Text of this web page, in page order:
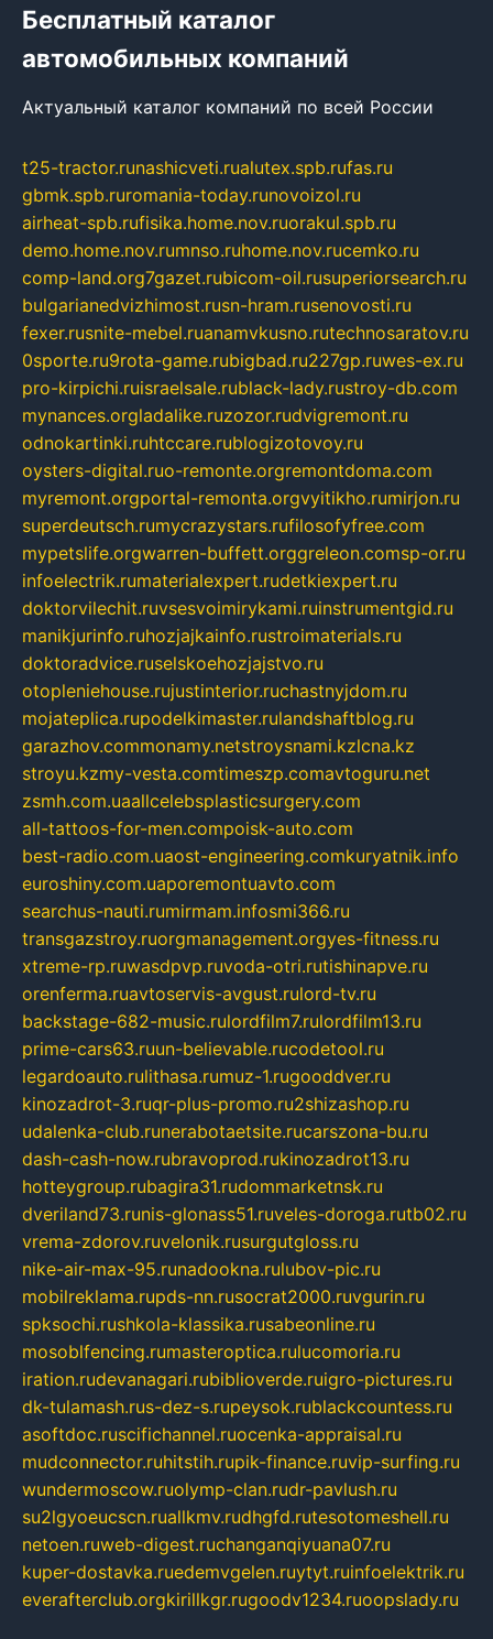
Бесплатный каталог
автомобильных компаний
Актуальный каталог компаний по всей России
t25-tractor.runashicveti.rualutex.spb.rufas.ru
gbmk.spb.ruromania-today.runovoizol.ru
airheat-spb.rufisika.home.nov.ruorakul.spb.ru
demo.home.nov.rumnso.ruhome.nov.rucemko.ru
comp-land.org7gazet.rubicom-oil.rusuperiorsearch.ru
bulgarianedvizhimost.rusn-hram.rusenovosti.ru
fexer.rusnite-mebel.ruanamvkusno.rutechnosaratov.ru
0sporte.ru9rota-game.rubigbad.ru227gp.ruwes-ex.ru
pro-kirpichi.ruisraelsale.rublack-lady.rustroy-db.com
mynances.orgladalike.ruzozor.rudvigremont.ru
odnokartinki.ruhtccare.rublogizotovoy.ru
oysters-digital.ruo-remonte.orgremontdoma.com
myremont.orgportal-remonta.orgvyitikho.rumirjon.ru
superdeutsch.rumycrazystars.rufilosofyfree.com
mypetslife.orgwarren-buffett.orggreleon.comsp-or.ru
infoelectrik.rumaterialexpert.rudetkiexpert.ru
doktorvilechit.ruvsesvoimirykami.ruinstrumentgid.ru
manikjurinfo.ruhozjajkainfo.rustroimaterials.ru
doktoradvice.ruselskoehozjajstvo.ru
otopleniehouse.rujustinterior.ruchastnyjdom.ru
mojateplica.rupodelkimaster.rulandshaftblog.ru
garazhov.commonamy.netstroysnami.kzlcna.kz
stroyu.kzmy-vesta.comtimeszp.comavtoguru.net
zsmh.com.uaallcelebsplasticsurgery.com
all-tattoos-for-men.compoisk-auto.com
best-radio.com.uaost-engineering.comkuryatnik.info
euroshiny.com.uaporemontuavto.com
searchus-nauti.rumirmam.infosmi366.ru
transgazstroy.ruorgmanagement.orgyes-fitness.ru
xtreme-rp.ruwasdpvp.ruvoda-otri.rutishinapve.ru
orenferma.ruavtoservis-avgust.rulord-tv.ru
backstage-682-music.rulordfilm7.rulordfilm13.ru
prime-cars63.ruun-believable.rucodetool.ru
legardoauto.rulithasa.rumuz-1.rugooddver.ru
kinozadrot-3.ruqr-plus-promo.ru2shizashop.ru
udalenka-club.runerabotaetsite.rucarszona-bu.ru
dash-cash-now.rubravoprod.rukinozadrot13.ru
hotteygroup.rubagira31.rudommarketnsk.ru
dveriland73.runis-glonass51.ruveles-doroga.rutb02.ru
vrema-zdorov.ruvelonik.rusurgutgloss.ru
nike-air-max-95.runadookna.rulubov-pic.ru
mobilreklama.rupds-nn.rusocrat2000.ruvgurin.ru
spksochi.rushkola-klassika.rusabeonline.ru
mosoblfencing.rumasteroptica.rulucomoria.ru
iration.rudevanagari.rubiblioverde.ruigro-pictures.ru
dk-tulamash.rus-dez-s.rupeysok.rublackcountess.ru
asoftdoc.ruscifichannel.ruocenka-appraisal.ru
mudconnector.ruhitstih.rupik-finance.ruvip-surfing.ru
wundermoscow.ruolymp-clan.rudr-pavlush.ru
su2lgyoeucscn.ruallkmv.rudhgfd.rutesotomeshell.ru
netoen.ruweb-digest.ruchanganqiyuana07.ru
kuper-dostavka.ruedemvgelen.ruytyt.ruinfoelektrik.ru
everafterclub.orgkirillkgr.rugoodv1234.ruoopslady.ru